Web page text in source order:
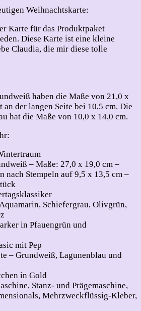
Weihnachtskarte:
Karte für das Produktpaket
Diese Karte ist eine kleine
Claudia, die mir diese tolle
haben die Maße von 21,0 x
an der langen Seite bei 10,5 cm. Die
hat die Maße von 10,0 x 14,0 cm.
– Maße: 27,0 x 19,0 cm –
nach Stempeln auf 9,5 x 13,5 cm –
Schiefergrau, Olivgrün,
in Pfauengrün und
mit Pep
– Grundweiß, Lagunenblau und
in Gold
Stanz- und Prägemaschine,
Mehrzweckflüssig-Kleber,